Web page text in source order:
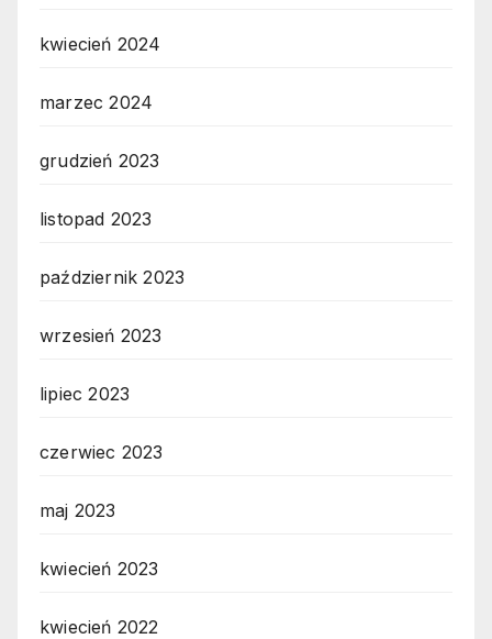
kwiecień 2024
marzec 2024
grudzień 2023
listopad 2023
październik 2023
wrzesień 2023
lipiec 2023
czerwiec 2023
maj 2023
kwiecień 2023
kwiecień 2022